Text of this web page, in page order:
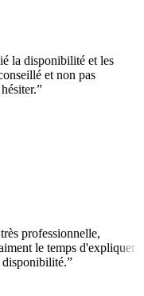
la disponibilité et les
et non pas
”
professionnelle,
le temps d'expliquer
disponibilité.”